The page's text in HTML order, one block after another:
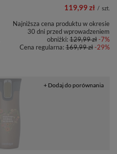
119,99 zł / szt.
Najniższa cena produktu w okresie
30 dni przed wprowadzeniem
obniżki:129,99 zł-7%
Cena regularna:169,99 zł-29%
+ Dodaj do porównania